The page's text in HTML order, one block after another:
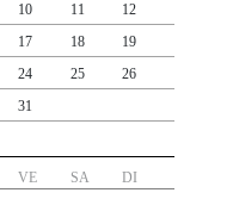
10 11
12
17 18
19
24 25
26
31
VE SA
DI